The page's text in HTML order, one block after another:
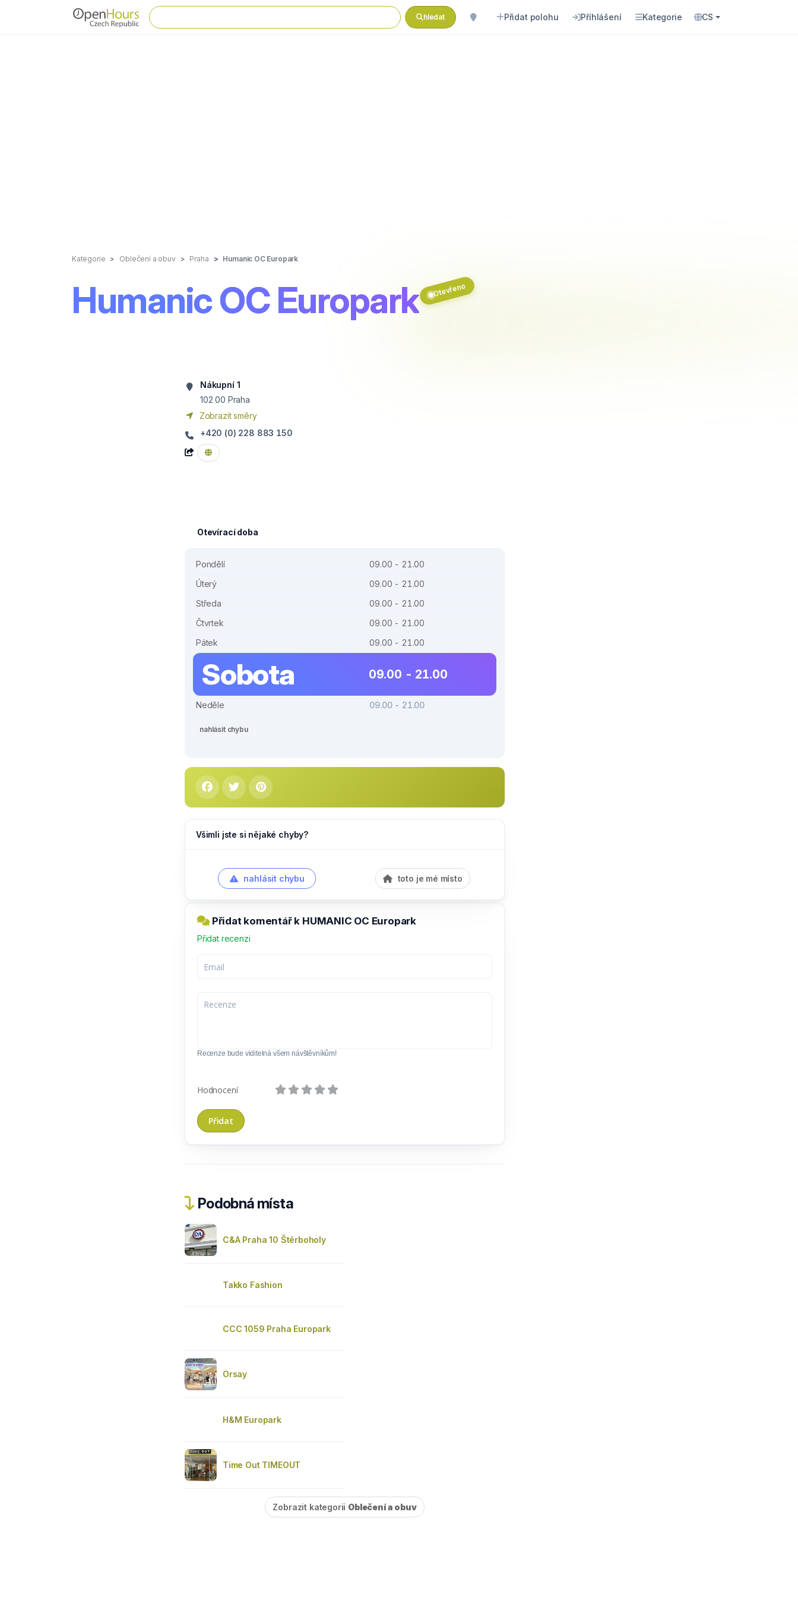
hledat Přidat polohu Příhlášení Kategorie CS
Kategorie Oblečení a obuv Praha Humanic OC Europark
Humanic OC Europark Otevřeno
Nákupní 1
102 00 Praha
Zobrazit směry
+420 (0) 228 883 150
Otevírací doba
Pondělí
09.00 - 21.00
Úterý
09.00 - 21.00
Středa
09.00 - 21.00
Čtvrtek
09.00 - 21.00
Pátek
09.00 - 21.00
Sobota 09.00 - 21.00
Neděle 09.00 - 21.00
nahlásit chybu
Všimli jste si nějaké chyby?
nahlásit chybu toto je mé místo
Přidat komentář k HUMANIC OC Europark
Přidat recenzi
Recenze bude viditelná všem návštěvníkům!
Hodnocení
Podobná místa
C&A Praha 10 Štěrboholy
Takko Fashion
CCC 1059 Praha Europark
Orsay
H&M Europark
Time Out TIMEOUT
Zobrazit kategorii Oblečení a obuv